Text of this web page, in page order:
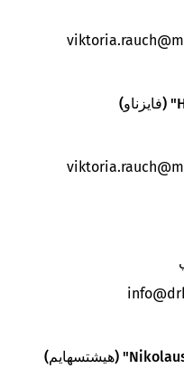
viktoria.rauch
viktoria.rauch
info